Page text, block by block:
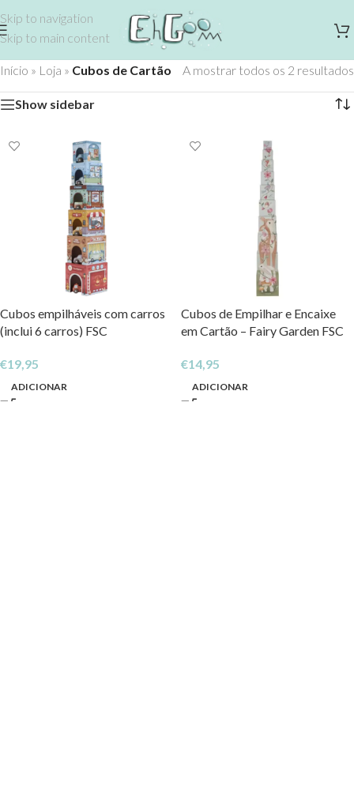
Skip to navigation
Skip to main content
Início » Loja » Cubos de Cartão A mostrar todos os 2 resultados
Show sidebar
Cubos empilháveis com carros
(inclui 6 carros) FSC
€19,95
ADICIONAR
Cubos de Empilhar e Encaixe
em Cartão – Fairy Garden FSC
€14,95
ADICIONAR